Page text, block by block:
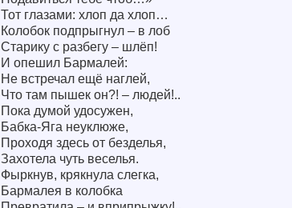
Тот глазами: хлоп да хлоп…
Колобок подпрыгнул – в лоб
Старику с разбегу – шлёп!
И опешил Бармалей:
Не встречал ещё наглей,
Что там пышек он?! – людей!..
Пока думой удосужен,
Бабка-Яга неуклюже,
Проходя здесь от безделья,
Захотела чуть веселья.
Фыркнув, крякнула слегка,
Бармалея в колобка